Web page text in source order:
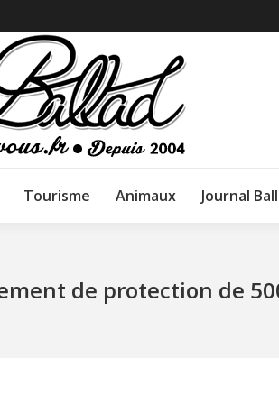
Tourisme Animaux Journal
de protection de